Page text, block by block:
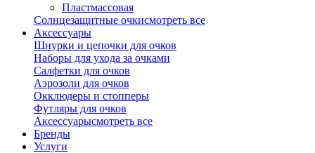
Пластмассовая
Солнцезащитные очкисмотреть все
Аксессуары
Шнурки и цепочки для очков
Наборы для ухода за очками
Салфетки для очков
Аэрозоли для очков
Окклюдеры и стопперы
Футляры для очков
Аксессуарысмотреть все
Бренды
Услуги